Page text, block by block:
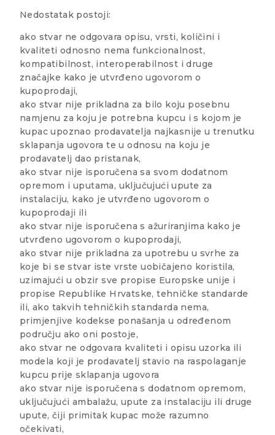
Nedostatak postoji:
ako stvar ne odgovara opisu, vrsti, količini i
kvaliteti odnosno nema funkcionalnost,
kompatibilnost, interoperabilnost i druge
značajke kako je utvrđeno ugovorom o
kupoprodaji,
ako stvar nije prikladna za bilo koju posebnu
namjenu za koju je potrebna kupcu i s kojom je
kupac upoznao prodavatelja najkasnije u trenutku
sklapanja ugovora te u odnosu na koju je
prodavatelj dao pristanak,
ako stvar nije isporučena sa svom dodatnom
opremom i uputama, uključujući upute za
instalaciju, kako je utvrđeno ugovorom o
kupoprodaji ili
ako stvar nije isporučena s ažuriranjima kako je
utvrđeno ugovorom o kupoprodaji,
ako stvar nije prikladna za upotrebu u svrhe za
koje bi se stvar iste vrste uobičajeno koristila,
uzimajući u obzir sve propise Europske unije i
propise Republike Hrvatske, tehničke standarde
ili, ako takvih tehničkih standarda nema,
primjenjive kodekse ponašanja u određenom
području ako oni postoje,
ako stvar ne odgovara kvaliteti i opisu uzorka ili
modela koji je prodavatelj stavio na raspolaganje
kupcu prije sklapanja ugovora
ako stvar nije isporučena s dodatnom opremom,
uključujući ambalažu, upute za instalaciju ili druge
upute, čiji primitak kupac može razumno
očekivati,